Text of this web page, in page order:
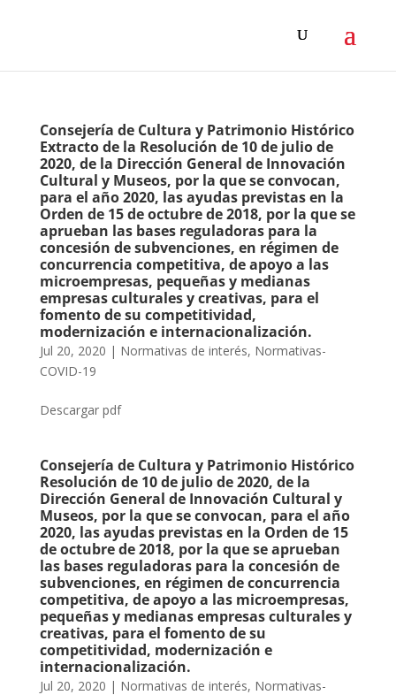
Consejería de Cultura y Patrimonio Histórico
Extracto de la Resolución de 10 de julio de
2020, de la Dirección General de Innovación
Cultural y Museos, por la que se convocan,
para el año 2020, las ayudas previstas en la
Orden de 15 de octubre de 2018, por la que se
aprueban las bases reguladoras para la
concesión de subvenciones, en régimen de
concurrencia competitiva, de apoyo a las
microempresas, pequeñas y medianas
empresas culturales y creativas, para el
fomento de su competitividad,
modernización e internacionalización.
Jul 20, 2020 | Normativas de interés, Normativas-
COVID-19
Descargar pdf
Consejería de Cultura y Patrimonio Histórico
Resolución de 10 de julio de 2020, de la
Dirección General de Innovación Cultural y
Museos, por la que se convocan, para el año
2020, las ayudas previstas en la Orden de 15
de octubre de 2018, por la que se aprueban
las bases reguladoras para la concesión de
subvenciones, en régimen de concurrencia
competitiva, de apoyo a las microempresas,
pequeñas y medianas empresas culturales y
creativas, para el fomento de su
competitividad, modernización e
internacionalización.
Jul 20, 2020 | Normativas de interés, Normativas-